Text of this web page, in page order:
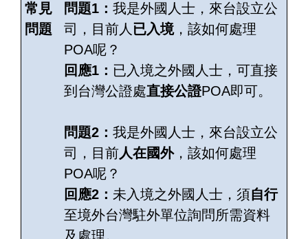
常見
問題
問題1： 我是外國人士，來台設立公
司，目前人 已入境，該如何處理
POA呢？
回應1： 已入境之外國人士，可直接
到台灣公證處直接公證POA即可。
問題2： 我是外國人士，來台設立公
司，目前人在國外，該如何處理
POA呢？
回應2： 未入境之外國人士，須自行
至境外台灣駐外單位詢問所需資料
及處理。